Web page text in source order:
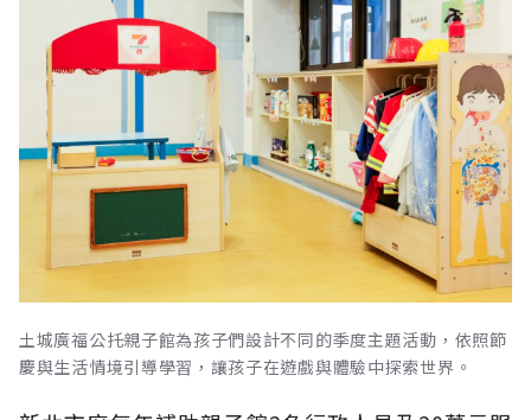
土城廣福公托親子館為孩子們設計不同的季度主題活動，依照節
慶與生活情境引導學習，讓孩子在遊戲與體驗中探索世界。